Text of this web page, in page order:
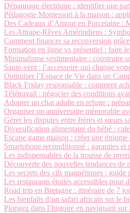
Dépannage électrique : identifier une
Pédagogie Montessori à la maison :
Des Cadeaux d’Amour en Porcelaine :
Les Attrape-Rêves Amérindiens :
Comment financer sa reconversion
Formation en ligne vs présentiel : faire
Minimalisme vestimentaire : construire
Saute-vent : l’accessoire qui change
Optimiser l’Espace de Vie dans un
Black Friday responsable : comment
Télétravail : négocier des conditions
Adopter un chat adulte en refuge :
Organiser un anniversaire mémorable
Gérer les disputes entre frères et sœurs
Diversification alimentaire du bébé :
Escape game maison : créer une
Smartphone reconditionné : garanties et
Les indispensables de la trousse de
Découverte des nouvelles tendances de
Les secrets des cils magnétiques :
Les restaurants étoilés accessibles pour
Road trip en Bretagne : itinéraire de 7
Les bienfaits d’un safari africain sur le
Plongez dans l’histoire en naviguant